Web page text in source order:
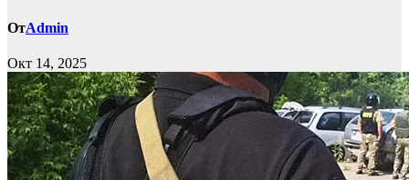
ОтAdmin
Окт 14, 2025